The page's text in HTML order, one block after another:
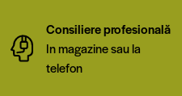
Consiliere profesională
In magazine sau la
telefon